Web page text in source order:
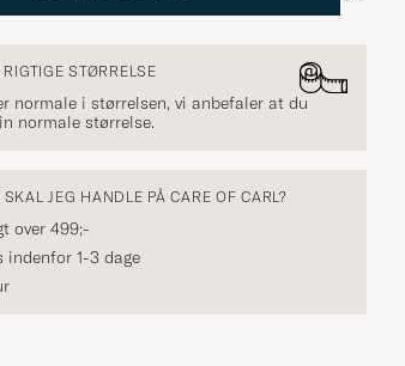
STØRRELSE
normale i størrelsen, vi anbefaler at du
normale størrelse.
SKAL JEG HANDLE PÅ CARE OF CARL?
over 499;-
indenfor 1-3 dage